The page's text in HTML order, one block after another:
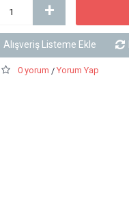
+
Alışveriş Listeme Ekle
0 yorum / Yorum Yap